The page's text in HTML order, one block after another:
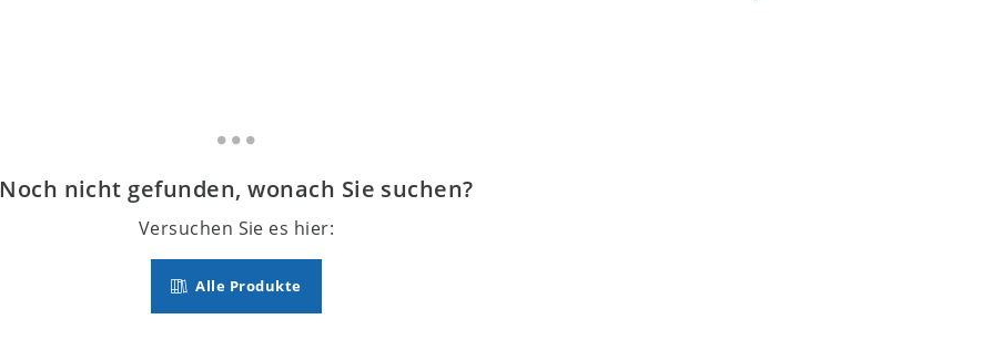
Noch nicht gefunden, wonach Sie suchen?
Versuchen Sie es hier:
Alle Produkte